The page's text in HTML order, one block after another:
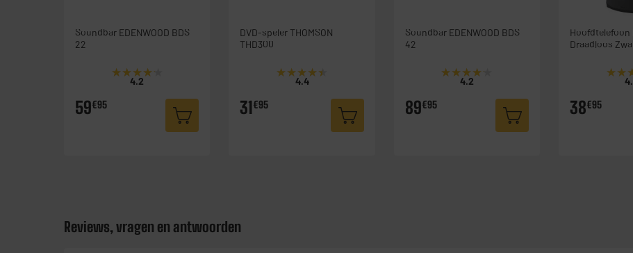
Soundbar EDENWOOD BDS
22
★★★★★
★★★★★
4.2
59€95
DVD-speler THOMSON
THD300
★★★★★
★★★★★
4.4
31€95
Soundbar EDENWOOD BDS
42
★★★★★
★★★★★
4.2
89€95
Hoofdtelefoon
Draadloos
38€95
Reviews, vragen en antwoorden